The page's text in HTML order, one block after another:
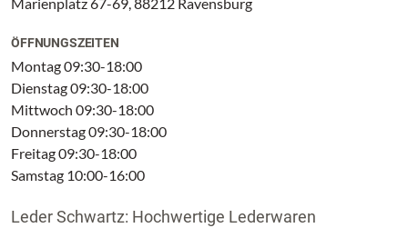
ÖFFNUNGSZEITEN
Montag 09:30-18:00
Dienstag 09:30-18:00
Mittwoch 09:30-18:00
Donnerstag 09:30-18:00
Freitag 09:30-18:00
Samstag 10:00-16:00
Leder Schwartz: Hochwertige Lederwaren